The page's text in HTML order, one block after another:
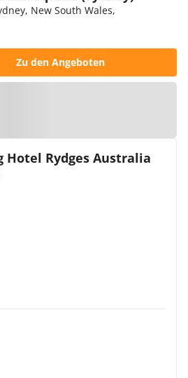
New South Wales,
Zu den Angeboten
Rydges Australia